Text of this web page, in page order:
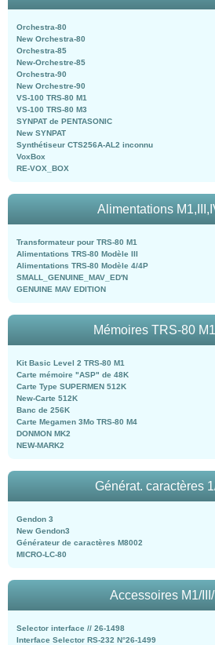
Orchestra-80
New Orchestra-80
Orchestra-85
New-Orchestre-85
Orchestra-90
New Orchestre-90
VS-100 TRS-80 M1
VS-100 TRS-80 M3
SYNPAT de PENTASONIC
New SYNPAT
Synthétiseur CTS256A-AL2 inconnu
VoxBox
RE-VOX_BOX
Alimentations
Transformateur pour TRS-80 M1
Alimentations TRS-80 Modèle III
Alimentations TRS-80 Modèle 4/4P
SMALL_GENUINE_MAV_ED'N
GENUINE MAV EDITION
Mémoires TRS-80
Kit Basic Level 2 TRS-80 M1
Carte mémoire "ASP" de 48K
Carte Type SUPERMEN 512K
New-Carte 512K
Banc de 256K
Carte Megamen 3Mo TRS-80 M4
DONMON MK2
NEW-MARK2
Générat. caractères
Gendon 3
New Gendon3
Générateur de caractères M8002
MICRO-LC-80
Accessoires M1/
Selector interface // 26-1498
Interface Selector RS-232 N°26-1499